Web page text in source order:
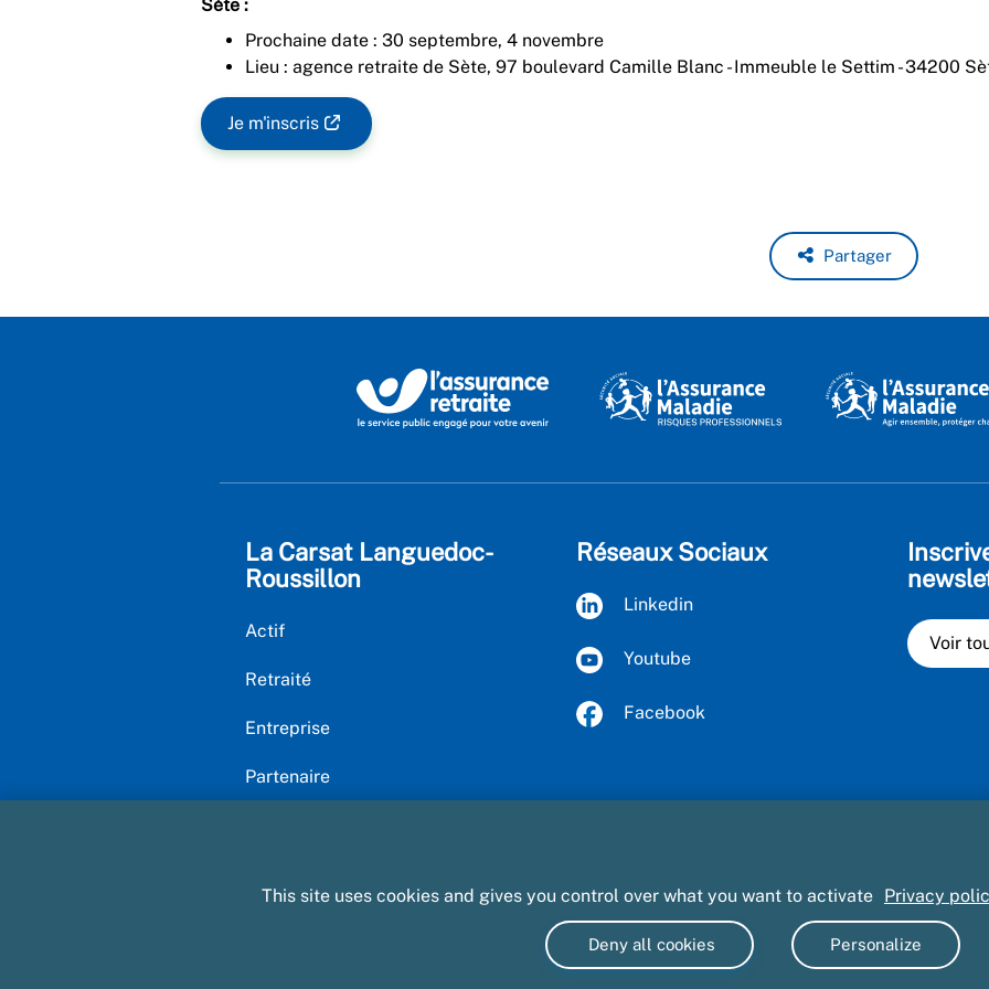
Sète :
Prochaine date : 30 septembre, 4 novembre
Lieu : agence retraite de Sète, 97 boulevard Camille Blanc - Immeuble le Settim - 34200
Je m'inscris
Partager
La Carsat Languedoc-
Roussillon
Actif
Retraité
Entreprise
Partenaire
Réseaux Sociaux
Linkedin
Youtube
Facebook
Voir
Informatique et libertés Accessibilité : partiellement conforme
This site uses cookies and gives you control over what you want to activate Privacy
Deny all cookies Personalize